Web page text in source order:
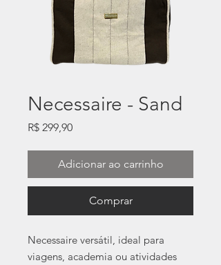
Necessaire - Sand
R$ 299,90Preço
Adicionar ao carrinho
Comprar
Necessaire versátil, ideal para
viagens, academia ou atividades